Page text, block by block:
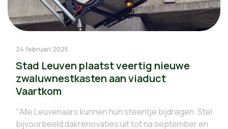
24 februari 2025
Stad Leuven plaatst veertig nieuwe
zwaluwnestkasten aan viaduct
Vaartkom
"Alle Leuvenaars kunnen hun steentje bijdragen. Stel
bijvoorbeeld dakrenovaties uit tot na september en